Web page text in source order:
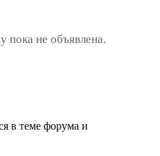
пока не объявлена.
в теме форума и